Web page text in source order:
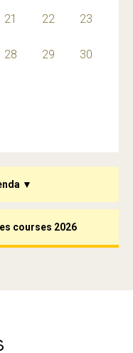
21 22 23
28 29 30
→
▼
courses 2026